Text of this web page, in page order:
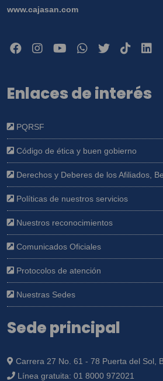
www.cajasan.com
Enlaces de interés
PQRSF
Código de ética y buen gobierno
Derechos y Deberes de los Afiliados,
Políticas de nuestros servicios
Nuestros reconocimientos
Comunicados Oficiales
Protocolos de atención
Nuestras Sedes
Sede principal
Carrera 27 No. 61 - 78 Puerta del Sol,
Línea gratuita: 01 8000 972021